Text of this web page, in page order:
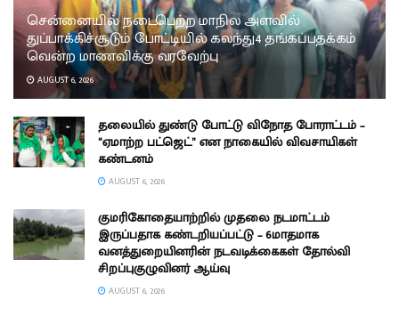
சென்னையில் நடைபெற்ற மாநில அளவில்
துப்பாக்கிச்சூடும் போட்டியில் கலந்து4 தங்கப்பதக்கம்
வென்ற மாணவிக்கு வரவேற்பு
AUGUST 6, 2026
தலையில் துண்டு போட்டு விநோத போராட்டம் –
“ஏமாற்ற பட்ஜெட்” என நாகையில் விவசாயிகள்
கண்டனம்
AUGUST 6, 2026
குமரிகோதையாற்றில் முதலை நடமாட்டம்
இருப்பதாக கண்டறியப்பட்டு – 6மாதமாக
வனத்துறையினரின் நடவடிக்கைகள் தோல்வி
சிறப்புகுழுவினர் ஆய்வு
AUGUST 6, 2026